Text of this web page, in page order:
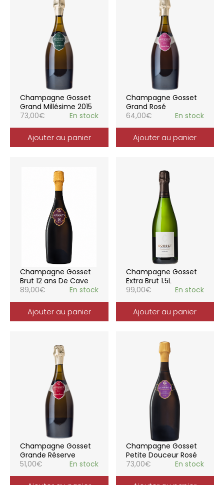
Champagne Gosset
Grand Millésime 2015
73,00€ En stock
Ajouter au panier
Champagne Gosset
Grand Rosé
64,00€ En stock
Ajouter au panier
Champagne Gosset
Brut 12 ans De Cave
89,00€ En stock
Ajouter au panier
Champagne Gosset
Extra Brut 1.5L
99,00€ En stock
Ajouter au panier
Champagne Gosset
Grande Réserve
51,00€ En stock
Champagne Gosset
Petite Douceur Rosé
73,00€ En stock